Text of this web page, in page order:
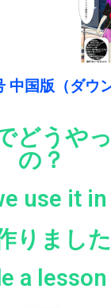
中国版（ダウ
どうや
の？
use it
りました
a